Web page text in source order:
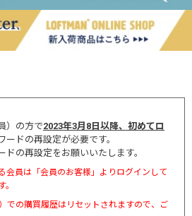
）の方で2023年3月8日以降、初めてロ
ードの再設定が必要です。
の再設定をお願いいたします。
会員は「会員のお客様」よりログインして
での購買履歴はリセットされますので、ご